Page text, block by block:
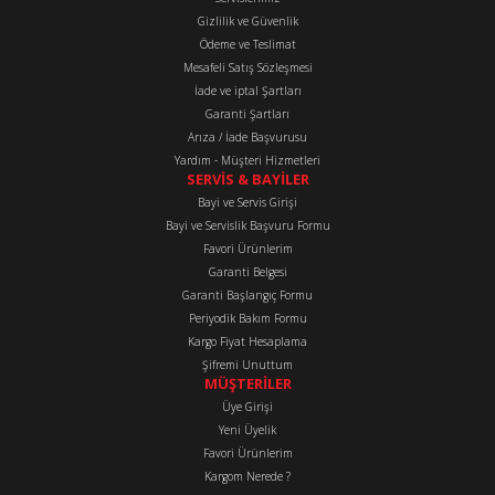
Bu ürüne benzer farklı alternatifler olmalı.
Gönder
Stok Kodu: L8211241SM
GoldMoto Segman Takımı 1,00 RY75 RY103 15LD350 15LD400 L8211241SM
684,04 TL
Stok Kodu:ED0082112390-S
Lombardini Segman Takımı Std 15LD350 15LD400 RY75 RY103 L8211239
3.009,63 TL
ED0082112410-S
SEGMAN TAKIMI 1,00 RY75 RY103 15LD350 15LD400
Gizlilik ve Güvenlik
Ödeme ve Teslimat
Mesafeli Satış Sözleşmesi
İade ve iptal Şartları
Garanti Şartları
Arıza / İade Başvurusu
Yardım - Müşteri Hizmetleri
SERVİS & BAYİLER
Bayi ve Servis Girişi
Bayi ve Servislik Başvuru Formu
Favori Ürünlerim
Garanti Belgesi
Garanti Başlangıç Formu
Periyodik Bakım Formu
Kargo Fiyat Hesaplama
Şifremi Unuttum
MÜŞTERİLER
Üye Girişi
Yeni Üyelik
Favori Ürünlerim
Kargom Nerede ?